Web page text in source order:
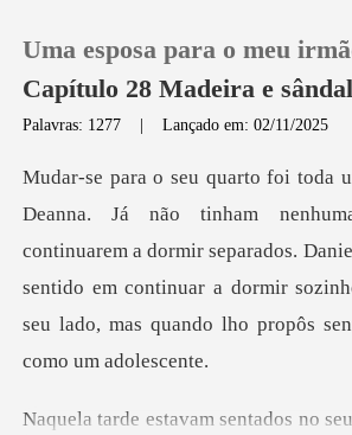
Uma esposa para o meu
Capítulo 28 Madeira e
Palavras: 1277 |Lançado em: 02/11/2025
continuarem a dormir separados.
sentido em continuar a dormir soz
sentados no